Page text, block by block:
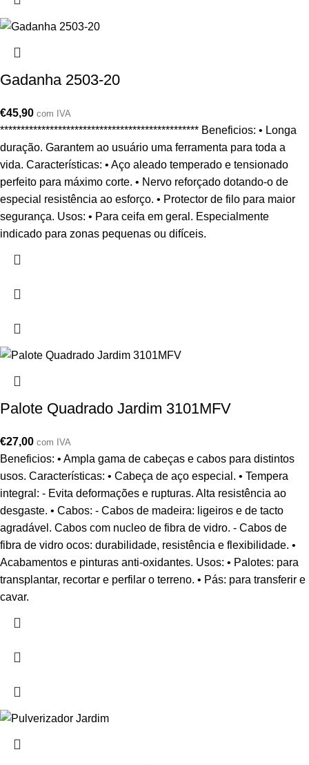
Gadanha 2503-20
€45,90 com IVA
************************************************ Beneficios: • Longa
duração. Garantem ao usuário uma ferramenta para toda a
vida. Características: • Aço aleado temperado e tensionado
perfeito para máximo corte. • Nervo reforçado dotando-o de
especial resistência ao esforço. • Protector de filo para maior
segurança. Usos: • Para ceifa em geral. Especialmente
indicado para zonas pequenas ou difíceis.
Palote Quadrado Jardim 3101MFV
€27,00 com IVA
Beneficios: • Ampla gama de cabeças e cabos para distintos
usos. Características: • Cabeça de aço especial. • Tempera
integral: - Evita deformações e rupturas. Alta resistência ao
desgaste. • Cabos: - Cabos de madeira: ligeiros e de tacto
agradável. Cabos com nucleo de fibra de vidro. - Cabos de
fibra de vidro ocos: durabilidade, resistência e flexibilidade. •
Acabamentos e pinturas anti-oxidantes. Usos: • Palotes: para
transplantar, recortar e perfilar o terreno. • Pás: para transferir e
cavar.